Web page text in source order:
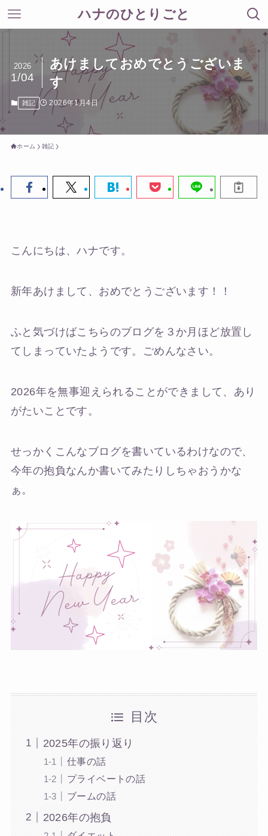
ハナのひとりごと
あけましておめでとうございま
す
2026
1/04
雑記 2026年1月4日
ホーム 雑記
こんにちは、ハナです。
新年あけまして、おめでとうございます！！
ふと気づけばこちらのブログを３か月ほど放置し
てしまっていたようです。ごめんなさい。
2026年を無事迎えられることができまして、あり
がたいことです。
せっかくこんなブログを書いているわけなので、
今年の抱負なんか書いてみたりしちゃおうかな
ぁ。
目次
2025年の振り返り
仕事の話
プライベートの話
ブームの話
2026年の抱負